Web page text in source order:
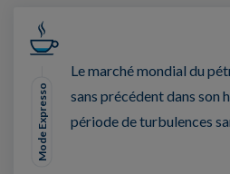
Mode Expresso
Le marché mondial du
sans précédent dans son
période de turbulences